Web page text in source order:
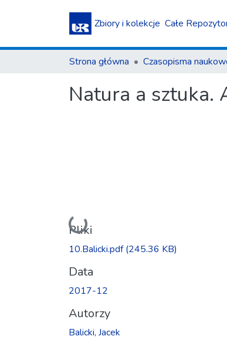
Zbiory i kolekcje Całe
Strona główna
Natura a sztuka.
Ładowanie...
Pliki
10.Balicki.pdf(245.36 KB)
Data
2017-12
Autorzy
Balicki, Jacek